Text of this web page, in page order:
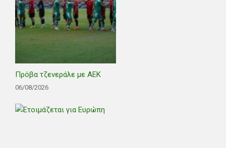
Πρόβα τζενεράλε με ΑΕΚ
06/08/2026